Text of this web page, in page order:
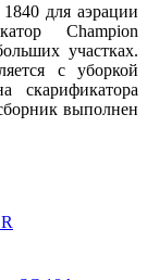
для аэрации
Champion
участках.
с уборкой
скарификатора
выполнен